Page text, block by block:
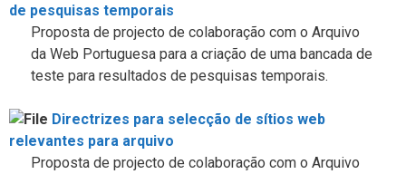
de pesquisas temporais
Proposta de projecto de colaboração com o Arquivo
da Web Portuguesa para a criação de uma bancada de
teste para resultados de pesquisas temporais.
Directrizes para selecção de sítios web
relevantes para arquivo
Proposta de projecto de colaboração com o Arquivo